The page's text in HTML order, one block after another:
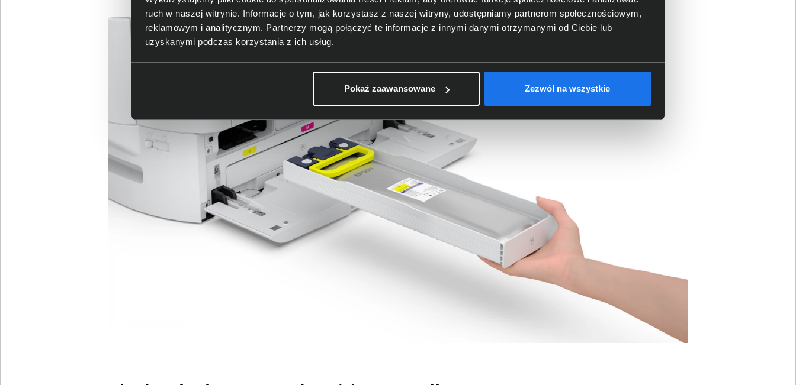
ruch w naszej witrynie. Informacje o tym, jak korzystasz z naszej witryny, udostępniamy partnerom społecznościowym,
reklamowym i analitycznym. Partnerzy mogą połączyć te informacje z innymi danymi otrzymanymi od Ciebie lub
uzyskanymi podczas korzystania z ich usług.
Pokaż zaawansowane Zezwól na wszystkie